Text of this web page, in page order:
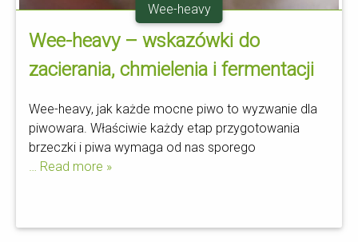
Wee-heavy
Wee-heavy – wskazówki do
zacierania, chmielenia i fermentacji
Wee-heavy, jak każde mocne piwo to wyzwanie dla
piwowara. Właściwie każdy etap przygotowania
brzeczki i piwa wymaga od nas sporego
… Read more »